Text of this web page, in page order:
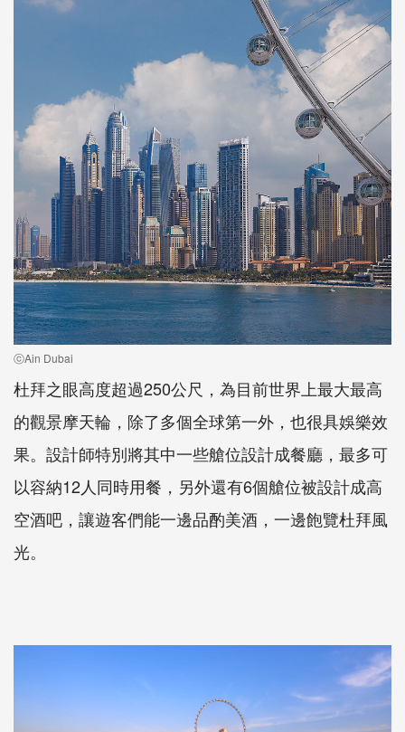
ⓒAin Dubai
杜拜之眼高度超過250公尺，為目前世界上最大最高
的觀景摩天輪，除了多個全球第一外，也很具娛樂效
果。設計師特別將其中一些艙位設計成餐廳，最多可
以容納12人同時用餐，另外還有6個艙位被設計成高
空酒吧，讓遊客們能一邊品酌美酒，一邊飽覽杜拜風
光。